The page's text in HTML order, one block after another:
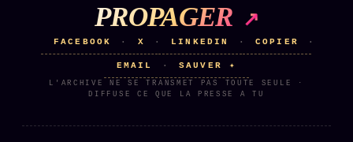
PROPAGER
FACEBOOK · X · LINKEDIN · COPIER ·
EMAIL · SAUVER ✦
L'ARCHIVE NE SE TRANSMET PAS TOUTE SEULE ·
DIFFUSE CE QUE LA PRESSE A TU